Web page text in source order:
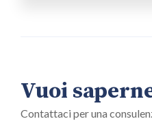
Vuoi
Contattaci per una